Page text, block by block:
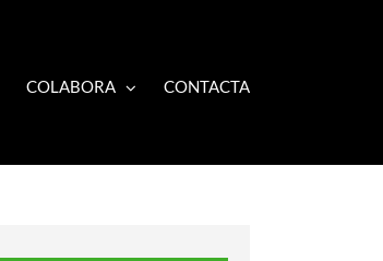
COLABORA CONTACTA